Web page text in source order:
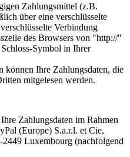
Zahlungsmittel (z.B.
über eine verschlüsselte
Verbindung
des Browsers von "http://"
Symbol in Ihrer
können Ihre Zahlungsdaten, die
mitgelesen werden.
Zahlungsdaten im Rahmen
(Europe) S.a.r.l. et Cie,
Luxembourg (nachfolgend